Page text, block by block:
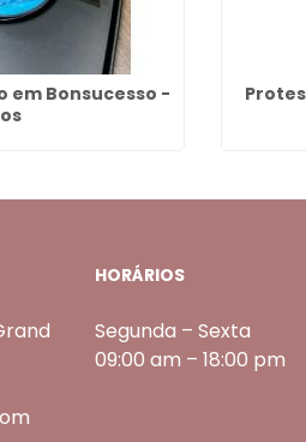
em Bonsucesso -
HORÁRIOS
Segunda – Sexta
09:00 am – 18:00 pm